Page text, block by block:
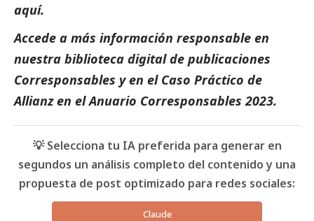
aquí.
Accede a más información responsable en
nuestra biblioteca digital de publicaciones
Corresponsables y en el Caso Práctico de
Allianzen elAnuario Corresponsables 2023.
💡 Selecciona tu IA preferida para generar en
segundos un análisis completo del contenido y una
propuesta de post optimizado para redes sociales:
Claude